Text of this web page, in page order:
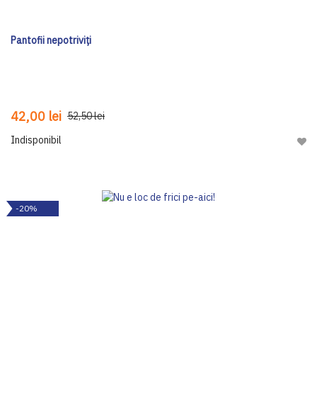
Pantofii nepotriviți
42,00 lei 52,50 lei
Indisponibil
-20%